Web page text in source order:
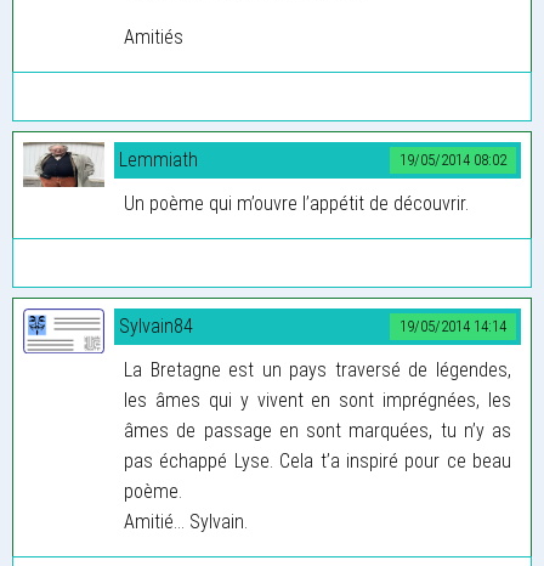
Amitiés
19/05/2014 08:02
Lemmiath
Un poème qui m’ouvre l’appétit de découvrir.
19/05/2014 14:14
Sylvain84
La Bretagne est un pays traversé de légendes,
les âmes qui y vivent en sont imprégnées, les
âmes de passage en sont marquées, tu n’y as
pas échappé Lyse. Cela t’a inspiré pour ce beau
poème.
Amitié... Sylvain.